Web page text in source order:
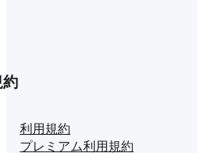
利用規約
プレミアム利用規約